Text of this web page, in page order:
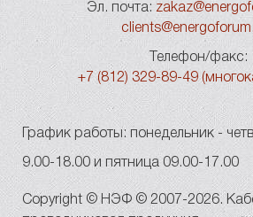
Эл. почта:
Телефон/факс:
+7 (812) 329-89-49
График работы: понедельник -
9.00-18.00 и пятница 09.00-17.00
Copyright © НЭФ © 2007-2026.